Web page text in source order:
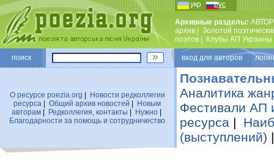
укр рус
Архивные разделы:
архив
Золотой
поэтов
Клубы АП Украины
поиск вход для авторов
О ресурсе poezia.org
Новости редколлегии
ресурса
Общий архив новостей
Новым
авторам| Редколлегия, контакты Нужно|
Благодарности за помощь и сотрудничество
Аналитика
Фестивали АП
ресурса |
(выступлений)